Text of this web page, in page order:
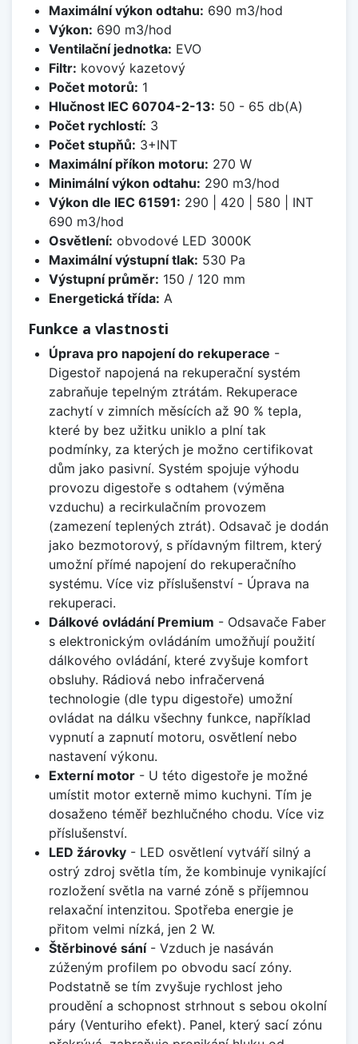
Maximální výkon odtahu: 690 m3/hod
Výkon: 690 m3/hod
Ventilační jednotka: EVO
Filtr: kovový kazetový
Počet motorů: 1
Hlučnost IEC 60704-2-13: 50 - 65 db(A)
Počet rychlostí: 3
Počet stupňů: 3+INT
Maximální příkon motoru: 270 W
Minimální výkon odtahu: 290 m3/hod
Výkon dle IEC 61591: 290 | 420 | 580 | INT
690 m3/hod
Osvětlení: obvodové LED 3000K
Maximální výstupní tlak: 530 Pa
Výstupní průměr: 150 / 120 mm
Energetická třída: A
Funkce a vlastnosti
Úprava pro napojení do rekuperace -
Digestoř napojená na rekuperační systém
zabraňuje tepelným ztrátám. Rekuperace
zachytí v zimních měsících až 90 % tepla,
které by bez užitku uniklo a plní tak
podmínky, za kterých je možno certifikovat
dům jako pasivní. Systém spojuje výhodu
provozu digestoře s odtahem (výměna
vzduchu) a recirkulačním provozem
(zamezení teplených ztrát). Odsavač je dodán
jako bezmotorový, s přídavným filtrem, který
umožní přímé napojení do rekuperačního
systému. Více viz příslušenství - Úprava na
rekuperaci.
Dálkové ovládání Premium - Odsavače Faber
s elektronickým ovládáním umožňují použití
dálkového ovládání, které zvyšuje komfort
obsluhy. Rádiová nebo infračervená
technologie (dle typu digestoře) umožní
ovládat na dálku všechny funkce, například
vypnutí a zapnutí motoru, osvětlení nebo
nastavení výkonu.
Externí motor- U této digestoře je možné
umístit motor externě mimo kuchyni. Tím je
dosaženo téměř bezhlučného chodu. Více viz
příslušenství.
LED žárovky- LED osvětlení vytváří silný a
ostrý zdroj světla tím, že kombinuje vynikající
rozložení světla na varné zóně s příjemnou
relaxační intenzitou. Spotřeba energie je
přitom velmi nízká, jen 2 W.
Štěrbinové sání- Vzduch je nasáván
zúženým profilem po obvodu sací zóny.
Podstatně se tím zvyšuje rychlost jeho
proudění a schopnost strhnout s sebou okolní
páry (Venturiho efekt). Panel, který sací zónu